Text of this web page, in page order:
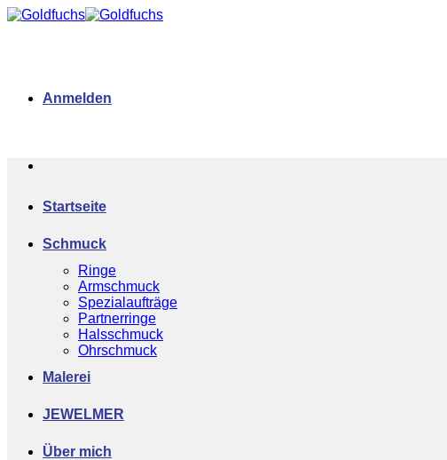
Zum
Anmelden
Startseite
Schmuck
Ringe
Armschmuck
Spezialaufträge
Partnerringe
Halsschmuck
Ohrschmuck
Malerei
JEWELMER
Über mich